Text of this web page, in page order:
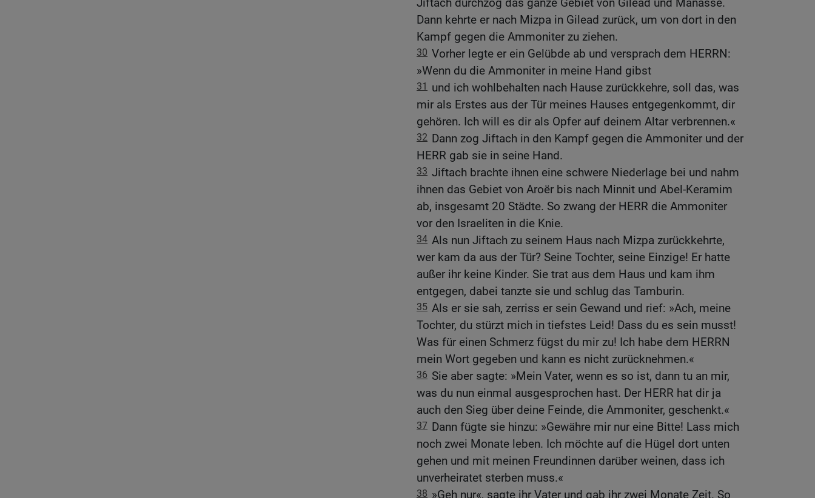
Jiftach durchzog das ganze Gebiet von Gilead und Manasse.
Dann kehrte er nach Mizpa in Gilead zurück, um von dort in den
Kampf gegen die Ammoniter zu ziehen.
30 Vorher legte er ein Gelübde ab und versprach dem HERRN:
»Wenn du die Ammoniter in meine Hand gibst
31
und ich wohlbehalten nach Hause zurückkehre, soll das, was
mir als Erstes aus der Tür meines Hauses entgegenkommt, dir
gehören. Ich will es dir als Opfer auf deinem Altar verbrennen.«
32 Dann zog Jiftach in den Kampf gegen die Ammoniter und der
HERR gab sie in seine Hand.
33 Jiftach brachte ihnen eine schwere Niederlage bei und nahm
ihnen das Gebiet von Aroër bis nach Minnit und Abel-Keramim
ab, insgesamt 20 Städte. So zwang der HERR die Ammoniter
vor den Israeliten in die Knie.
34 Als nun Jiftach zu seinem Haus nach Mizpa zurückkehrte,
wer kam da aus der Tür? Seine Tochter, seine Einzige! Er hatte
außer ihr keine Kinder. Sie trat aus dem Haus und kam ihm
entgegen, dabei tanzte sie und schlug das Tamburin.
35 Als er sie sah, zerriss er sein Gewand und rief: »Ach, meine
Tochter, du stürzt mich in tiefstes Leid! Dass du es sein musst!
Was für einen Schmerz fügst du mir zu! Ich habe dem HERRN
mein Wort gegeben und kann es nicht zurücknehmen.«
36 Sie aber sagte: »Mein Vater, wenn es so ist, dann tu an mir,
was du nun einmal ausgesprochen hast. Der HERR hat dir ja
auch den Sieg über deine Feinde, die Ammoniter, geschenkt.«
37 Dann fügte sie hinzu: »Gewähre mir nur eine Bitte! Lass mich
noch zwei Monate leben. Ich möchte auf die Hügel dort unten
gehen und mit meinen Freundinnen darüber weinen, dass ich
unverheiratet sterben muss.«
38 »Geh nur«, sagte ihr Vater und gab ihr zwei Monate Zeit. So